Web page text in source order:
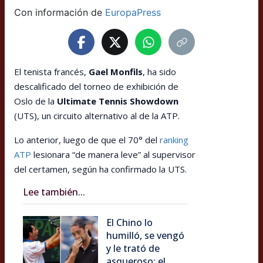
Con información de EuropaPress
El tenista francés, Gael Monfils, ha sido
descalificado del torneo de exhibición de
Oslo de la Ultimate Tennis Showdown
(UTS), un circuito alternativo al de la ATP.
Lo anterior, luego de que el 70° del ranking
ATP lesionara “de manera leve” al supervisor
del certamen, según ha confirmado la UTS.
Lee también...
El Chino lo
humilló, se vengó
y le trató de